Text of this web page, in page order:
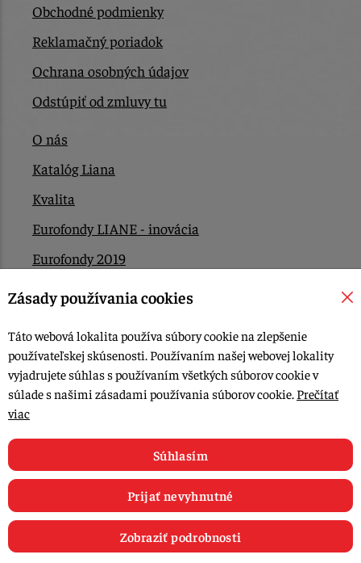
Obchodné podmienky
Reklamačný poriadok
Ochrana osobných údajov
Odstúpiť od zmluvy tu
O nás
Katalóg Liana
Kvalita
Eurofondy LIANE - inovácia
Eurofondy 2019
Eurofondy 2022/2023
Kontakt
© 2015-2026, LIANA GOLIAŠ s.r.o. všetky práva vyhradené.
Upraviť nastavenia Cookies
Zásady používania cookies
Táto webová lokalita používa súbory cookie na zlepšenie
používateľskej skúsenosti. Používaním našej webovej lokality
vyjadrujete súhlas s používaním všetkých súborov cookie v
súlade s našimi zásadami používania súborov cookie. Prečítať
viac
Súhlasím
Prijať nevyhnutné
Zobraziť podrobnosti